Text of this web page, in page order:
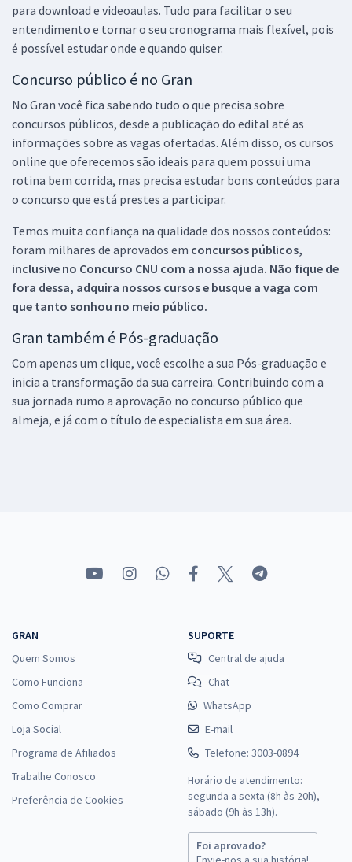
para download e videoaulas. Tudo para facilitar o seu
entendimento e tornar o seu cronograma mais flexível, pois
é possível estudar onde e quando quiser.
Concurso público é no Gran
No Gran você fica sabendo tudo o que precisa sobre
concursos públicos, desde a publicação do edital até as
informações sobre as vagas ofertadas. Além disso, os cursos
online que oferecemos são ideais para quem possui uma
rotina bem corrida, mas precisa estudar bons conteúdos para
o concurso que está prestes a participar.
Temos muita confiança na qualidade dos nossos conteúdos:
foram milhares de aprovados em concursos públicos,
inclusive no Concurso CNU com a nossa ajuda. Não fique de
fora dessa, adquira nossos cursos e busque a vaga com
que tanto sonhou no meio público.
Gran também é Pós-graduação
Com apenas um clique, você escolhe a sua Pós-graduação e
inicia a transformação da sua carreira. Contribuindo com a
sua jornada rumo a aprovação no concurso público que
almeja, e já com o título de especialista em sua área.
GRAN
Quem Somos
Como Funciona
Como Comprar
Loja Social
Programa de Afiliados
Trabalhe Conosco
Preferência de Cookies
SUPORTE
Central de ajuda
Chat
WhatsApp
E-mail
Telefone: 3003-0894
Horário de atendimento:
segunda a sexta (8h às 20h),
sábado (9h às 13h).
Foi aprovado?